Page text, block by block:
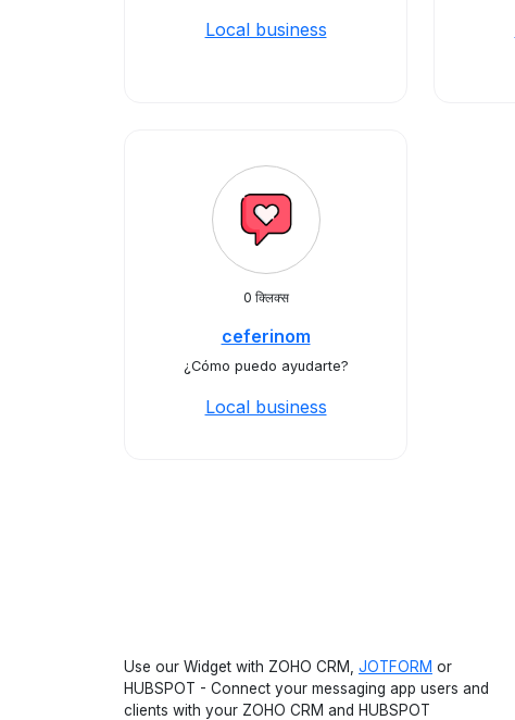
Local business
0 क्लिक्स
ceferinom
¿Cómo puedo ayudarte?
Local business
Use our Widget with ZOHO CRM, JOTFORM or
HUBSPOT - Connect your messaging app users and
clients with your ZOHO CRM and HUBSPOT